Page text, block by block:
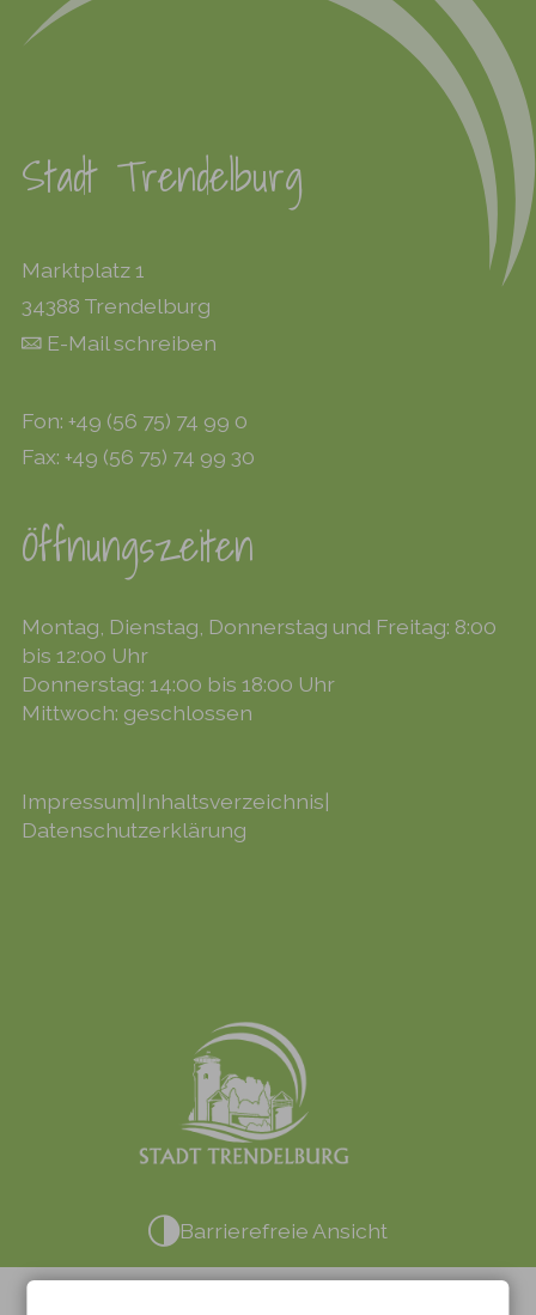
Stadt Trendelburg
Marktplatz 1
34388 Trendelburg
E-Mail schreiben
Fon: +49 (56 75) 74 99 0
Fax: +49 (56 75) 74 99 30
Öffnungszeiten
Montag, Dienstag, Donnerstag und Freitag: 8:00
bis 12:00 Uhr
Donnerstag: 14:00 bis 18:00 Uhr
Mittwoch: geschlossen
Impressum|Inhaltsverzeichnis|
Datenschutzerklärung
Barrierefreie Ansicht